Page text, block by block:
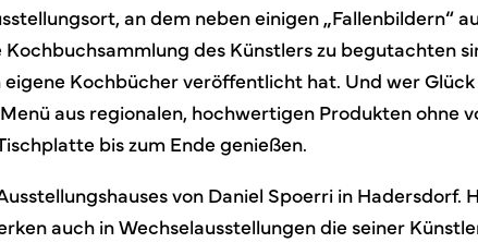
an dem neben einigen „Fallenbildern“
des Künstlers zu begutachten
eigene Kochbücher veröffentlicht hat. Und wer
aus regionalen, hochwertigen Produkten ohne
bis zum Ende genießen.
von Daniel Spoerri in Hadersdorf.
auch in Wechselausstellungen die seiner